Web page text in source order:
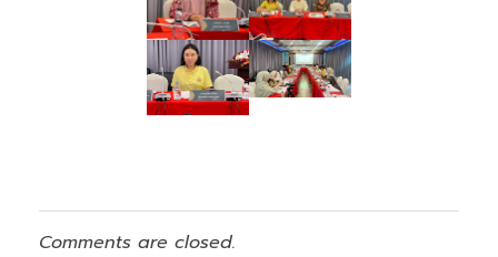
Comments are closed.